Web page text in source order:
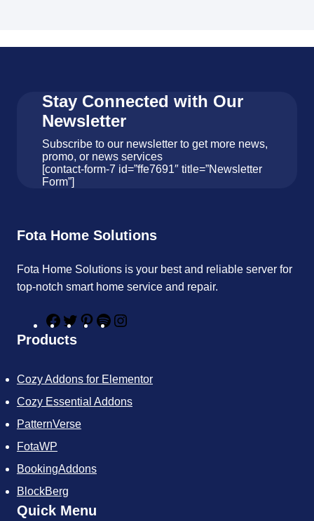
Stay Connected with Our
Newsletter
Subscribe to our newsletter to get more news,
promo, or news services
[contact-form-7 id=”ffe7691″ title=”Newsletter
Form”]
Fota Home Solutions
Fota Home Solutions is your best and reliable server for
top-notch smart home service and repair.
F
a
c
o
k
T
w
e
P
r
s
S
p
f
g
a
Products
Cozy Addons for Elementor
Cozy Essential Addons
PatternVerse
FotaWP
BookingAddons
BlockBerg
Quick Menu